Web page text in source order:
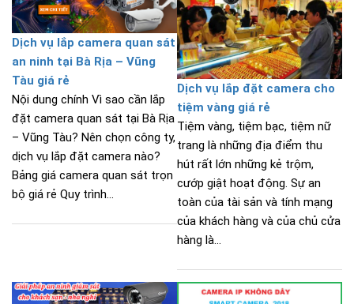
Dịch vụ lắp camera quan sát
an ninh tại Bà Rịa – Vũng
Tàu giá rẻ
Nội dung chính Vì sao cần lắp
đặt camera quan sát tại Bà Rịa
– Vũng Tàu? Nên chọn công ty,
dịch vụ lắp đặt camera nào?
Bảng giá camera quan sát trọn
bộ giá rẻ Quy trình...
Dịch vụ lắp đặt camera cho
tiệm vàng giá rẻ
Tiệm vàng, tiệm bạc, tiệm nữ
trang là những địa điểm thu
hút rất lớn những kẻ trộm,
cướp giật hoạt động. Sự an
toàn của tài sản và tính mạng
của khách hàng và của chủ cửa
hàng là...